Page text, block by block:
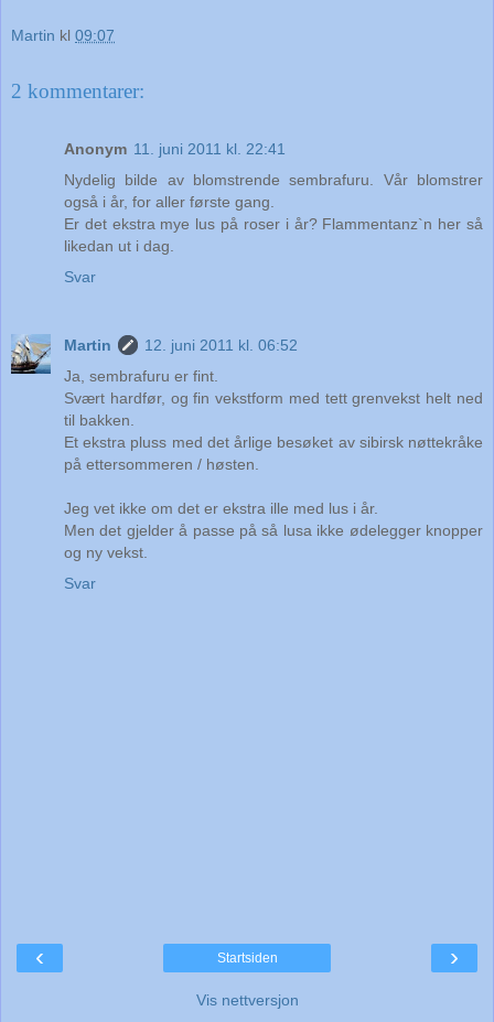
Martin kl 09:07
2 kommentarer:
Anonym 11. juni 2011 kl. 22:41
Nydelig bilde av blomstrende sembrafuru. Vår blomstrer
også i år, for aller første gang.
Er det ekstra mye lus på roser i år? Flammentanz`n her så
likedan ut i dag.
Svar
Martin
12. juni 2011 kl. 06:52
Ja, sembrafuru er fint.
Svært hardfør, og fin vekstform med tett grenvekst helt ned
til bakken.
Et ekstra pluss med det årlige besøket av sibirsk nøttekråke
på ettersommeren / høsten.
Jeg vet ikke om det er ekstra ille med lus i år.
Men det gjelder å passe på så lusa ikke ødelegger knopper
og ny vekst.
Svar
‹ ›
Startsiden
Vis nettversjon